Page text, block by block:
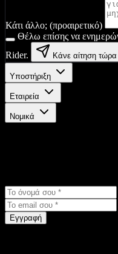
Κάτι άλλο; (προαιρετικό)
Θέλω επίσης να
Rider.
Κάνε αίτηση τώρα
Υποστήριξη
Εταιρεία
Νομικά
Εγγραφή